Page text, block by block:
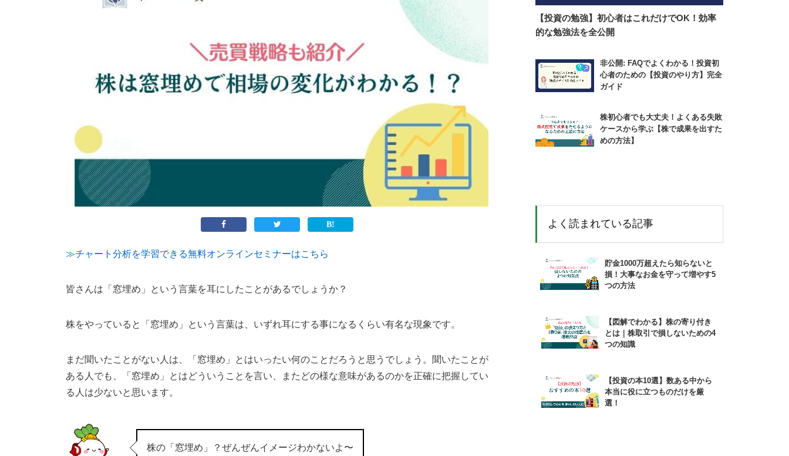
≫チャート分析を学習できる無料オンラインセミナーはこちら
皆さんは「窓埋め」という言葉を耳にしたことがあるでしょうか？
株をやっていると「窓埋め」という言葉は、いずれ耳にする事になるくらい有名な現象です。
まだ聞いたことがない人は、「窓埋め」とはいったい何のことだろうと思うでしょう。聞いたことが
ある人でも、「窓埋め」とはどういうことを言い、またどの様な意味があるのかを正確に把握してい
る人は少ないと思います。
株の「窓埋め」？ぜんぜんイメージわかないよ〜
【投資の勉強】初心者はこれだけでOK！効率
的な勉強法を全公開
非公開: FAQでよくわかる！投資初
心者のための【投資のやり方】完全
ガイド
株初心者でも大丈夫！よくある失敗
ケースから学ぶ【株で成果を出すた
めの方法】
よく読まれている記事
貯金1000万超えたら知らないと
損！大事なお金を守って増やす5
つの方法
【図解でわかる】株の寄り付き
とは｜株取引で損しないための4
つの知識
【投資の本10選】数ある中から
本当に役に立つものだけを厳
選！